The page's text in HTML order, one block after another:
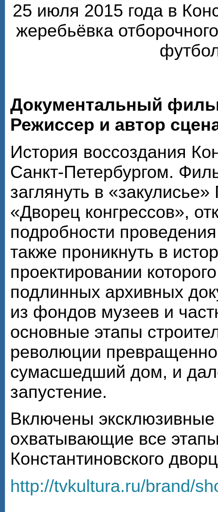
25 июля 2015 года в
жеребьёвка
Документальный
Режиссер и автор
История воссоздания
Санкт-Петербургом.
заглянуть в
«Дворец конгрессов»,
подробности
также проникнуть в
проектировании
подлинных архивных
из фондов музеев и
основные этапы
революции
сумасшедший дом, и
запустение.
Включены
охватывающие все
Константиновского
http://tvkultura.ru/brand/